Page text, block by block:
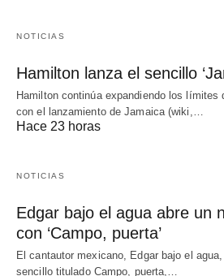
NOTICIAS
Hamilton lanza el sencillo
Hamilton continúa expandiendo los límites
con el lanzamiento de Jamaica (wiki,…
Hace 23 horas
NOTICIAS
Edgar bajo el agua abre un
con ‘Campo, puerta’
El cantautor mexicano, Edgar bajo el
sencillo titulado Campo, puerta,…